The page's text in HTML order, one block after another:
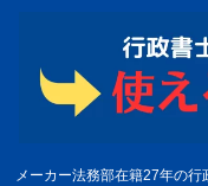
メーカー法務部在籍27年の